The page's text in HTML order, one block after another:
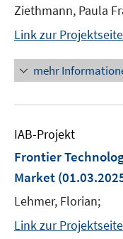
Ziethmann, Paula
Link zur Projektseite
mehr
IAB-Projekt
Frontier
Market
Lehmer, Florian;
Link zur Projektseite